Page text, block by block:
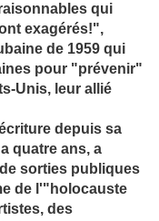
qui
exagérés!",
de 1959 qui
pour "prévenir"
Unis, leur allié
depuis sa
quatre ans, a
sorties publiques
de l'"holocauste
des